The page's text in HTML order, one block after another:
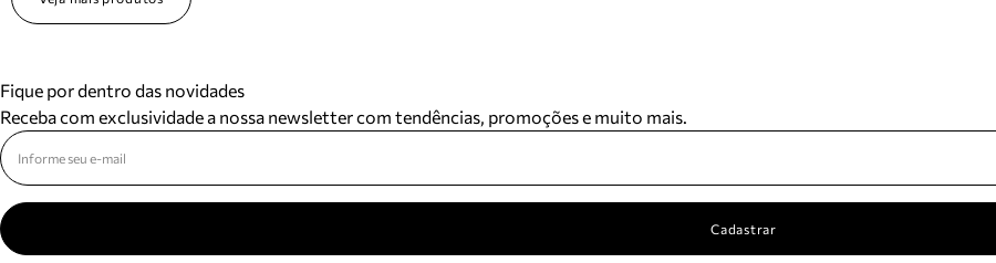
Fique por dentro das novidades
Receba com exclusividade a nossa newsletter com tendências, promoções e muito mais.
Cadastrar